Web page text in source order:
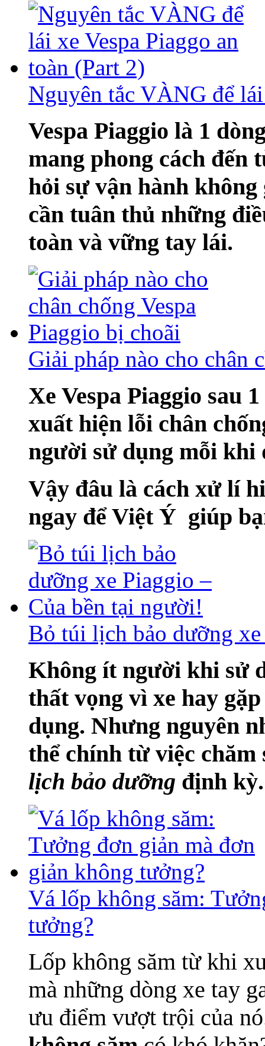
Nguyên tắc VÀNG để
Vespa Piaggio là 1
mang phong cách đến
hỏi sự vận hành
cần tuân thủ những
toàn và vững tay lái.
Giải pháp nào cho chân
Xe Vespa Piaggio sau
xuất hiện lỗi chân
người sử dụng mỗi khi
Vậy đâu là cách xử lí
ngay để Việt Ý giúp
Bỏ túi lịch bảo dưỡng
Không ít người khi sử
thất vọng vì xe hay
dụng. Nhưng nguyên
thể chính từ việc chăm
lịch bảo dưỡng định kỳ.
Vá lốp không săm:
tưởng?
Lốp không săm từ khi
mà những dòng xe tay
ưu điểm vượt trội của